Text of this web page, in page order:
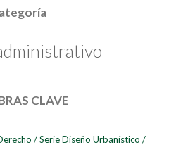
CLAVE
/ Serie Diseño Urbanístico /